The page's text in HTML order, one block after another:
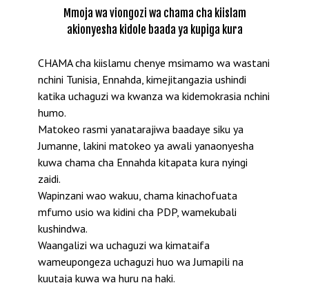
Mmoja wa viongozi wa chama cha kiislam
akionyesha kidole baada ya kupiga kura
CHAMA cha kiislamu chenye msimamo wa wastani
nchini Tunisia, Ennahda, kimejitangazia ushindi
katika uchaguzi wa kwanza wa kidemokrasia nchini
humo.
Matokeo rasmi yanatarajiwa baadaye siku ya
Jumanne, lakini matokeo ya awali yanaonyesha
kuwa chama cha Ennahda kitapata kura nyingi
zaidi.
Wapinzani wao wakuu, chama kinachofuata
mfumo usio wa kidini cha PDP, wamekubali
kushindwa.
Waangalizi wa uchaguzi wa kimataifa
wameupongeza uchaguzi huo wa Jumapili na
kuutaja kuwa wa huru na haki.